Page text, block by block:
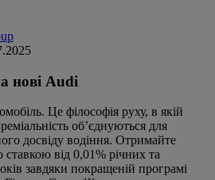
нові Audi
Це філософія руху, в якій
об’єднуються для
досвіду водіння. Отримайте
ставкою від 0,01% річних та
завдяки покращеній програмі